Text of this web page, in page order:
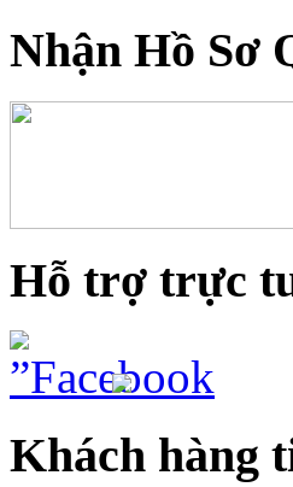
Nhận Hồ Sơ
Hỗ trợ trực
Khách hàng